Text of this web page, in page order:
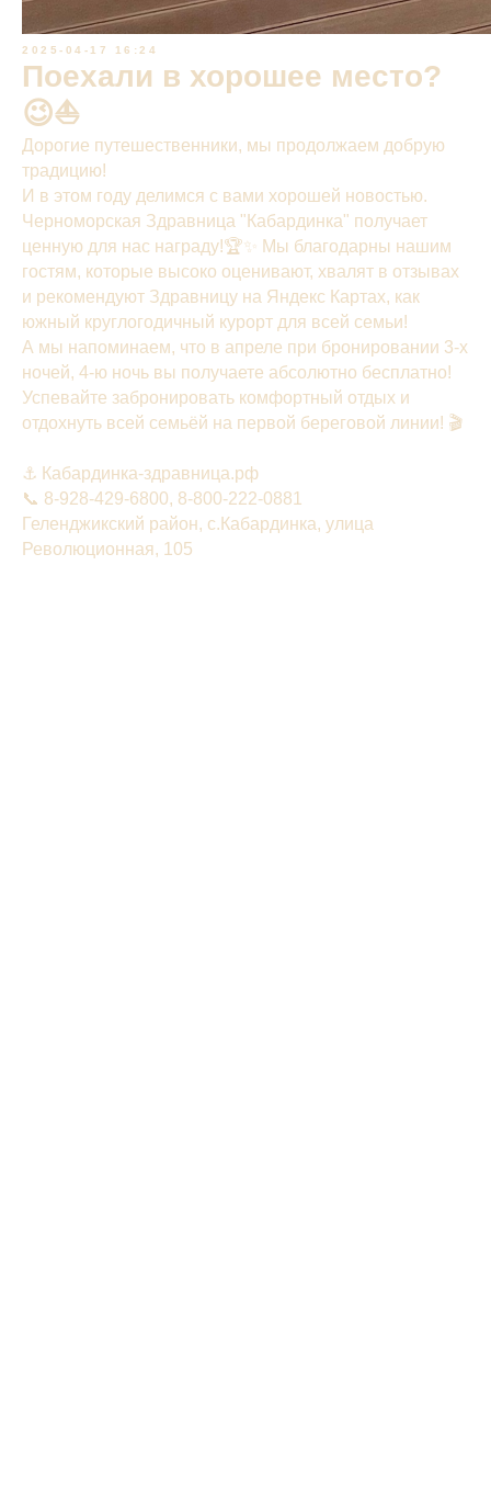
2025-04-17 16:24
Поехали в хорошее место?
😉⛵️
Дорогие путешественники, мы продолжаем добрую
традицию!
И в этом году делимся с вами хорошей новостью.
Черноморская Здравница "Кабардинка" получает
ценную для нас награду!🏆✨ Мы благодарны нашим
гостям, которые высоко оценивают, хвалят в отзывах
и рекомендуют Здравницу на Яндекс Картах, как
южный круглогодичный курорт для всей семьи!
А мы напоминаем, что в апреле при бронировании 3-х
ночей, 4-ю ночь вы получаете абсолютно бесплатно!
Успевайте забронировать комфортный отдых и
отдохнуть всей семьёй на первой береговой линии! 🎬
⚓️ Кабардинка-здравница.рф
📞 8-928-429-6800, 8-800-222-0881
Геленджикский район, с.Кабардинка, улица
Революционная, 105